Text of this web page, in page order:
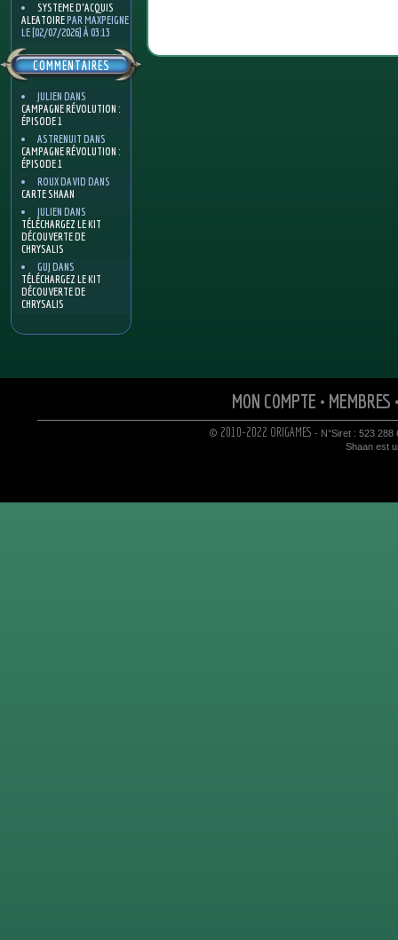
SYSTEME D'ACQUIS
ALEATOIREPAR MAXPEIGNE
LE [02/07/2026] À 03:13
COMMENTAIRES
JULIEN DANS
CAMPAGNE RÉVOLUTION :
ÉPISODE 1
ASTRENUIT DANS
CAMPAGNE RÉVOLUTION :
ÉPISODE 1
ROUX DAVID DANS
CARTE SHAAN
JULIEN DANS
TÉLÉCHARGEZ LE KIT
DÉCOUVERTE DE
CHRYSALIS
GUJ DANS
TÉLÉCHARGEZ LE KIT
DÉCOUVERTE DE
CHRYSALIS
MON COMPTE • MEMBRES
© 2010-2022 ORIGAMES - N°Siret : 523 288
Shaan est